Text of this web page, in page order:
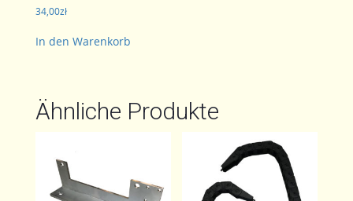
34,00zł
In den Warenkorb
Ähnliche Produkte